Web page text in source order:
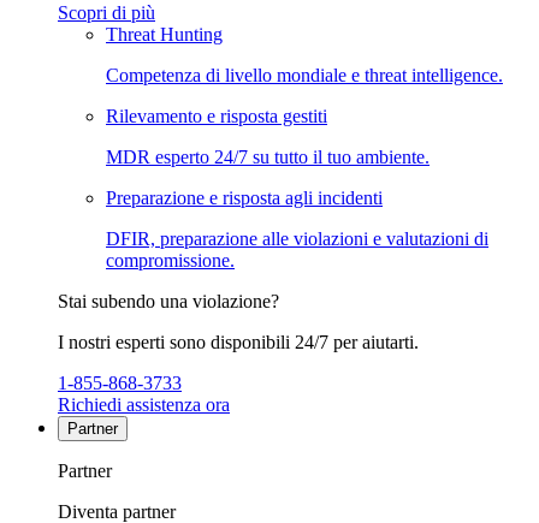
Scopri di più
Threat Hunting
Competenza di livello mondiale e threat intelligence.
Rilevamento e risposta gestiti
MDR esperto 24/7 su tutto il tuo ambiente.
Preparazione e risposta agli incidenti
DFIR, preparazione alle violazioni e valutazioni di
compromissione.
Stai subendo una violazione?
I nostri esperti sono disponibili 24/7 per aiutarti.
1-855-868-3733
Richiedi assistenza ora
Partner
Partner
Diventa partner